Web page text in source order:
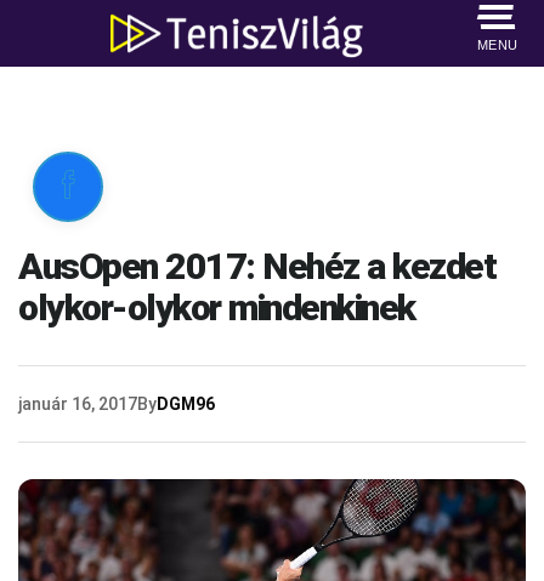
MENU

AusOpen 2017: Nehéz a kezdet
olykor-olykor mindenkinek
január 16, 2017ByDGM96